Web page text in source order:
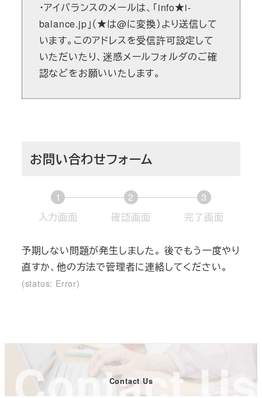
・アイバランスのメールは、「info★i-
balance.jp」（★は@に変換）より送信して
います。このアドレスを受信許可設定して
いただいたり、迷惑メールフォルダのご確
認などをお願いいたします。
お問い合わせフォーム
1
入力画面現
表
示
さ
る
2
確認画面現
表
示
面
3
完了画面現
表
示
る
面
予期しない問題が発生しました。 後でもう一度やり
直すか、他の方法で管理者に連絡してください。
(status: Error)
Contact Us
Contact Us